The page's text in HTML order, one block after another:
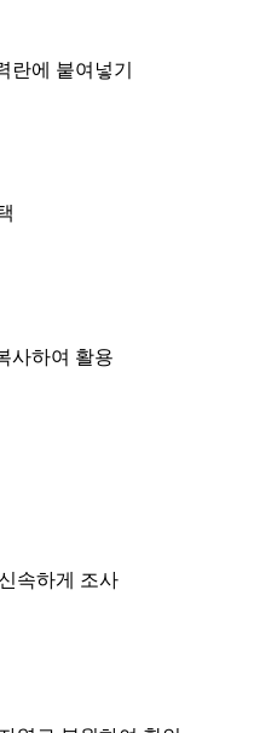
란에 붙여넣기
사하여 활용
속하게 조사